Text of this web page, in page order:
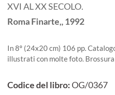
XVI AL XX SECOLO.
RomaFinarte,,1992
In 8º (24x20 cm) 106 pp.
illustrati con molte foto.
Codice del libro:OG/0367